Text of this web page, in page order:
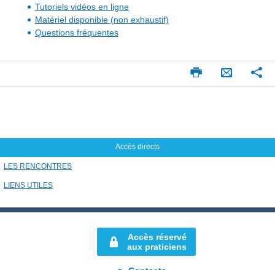
Tutoriels vidéos en ligne
Matériel disponible (non exhaustif)
Questions fréquentes
ImprimerEnvoyer
par
Accès directs
LES RENCONTRES
LIENS UTILES
Accès réservé
aux praticiens